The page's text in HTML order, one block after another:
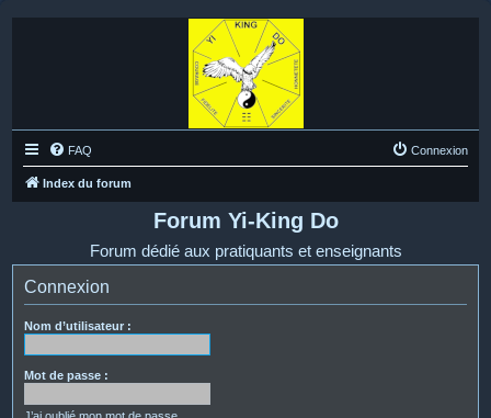
FAQ Connexion
Index du forum
Forum Yi-King Do
Forum dédié aux pratiquants et enseignants
Connexion
Nom d’utilisateur :
Mot de passe :